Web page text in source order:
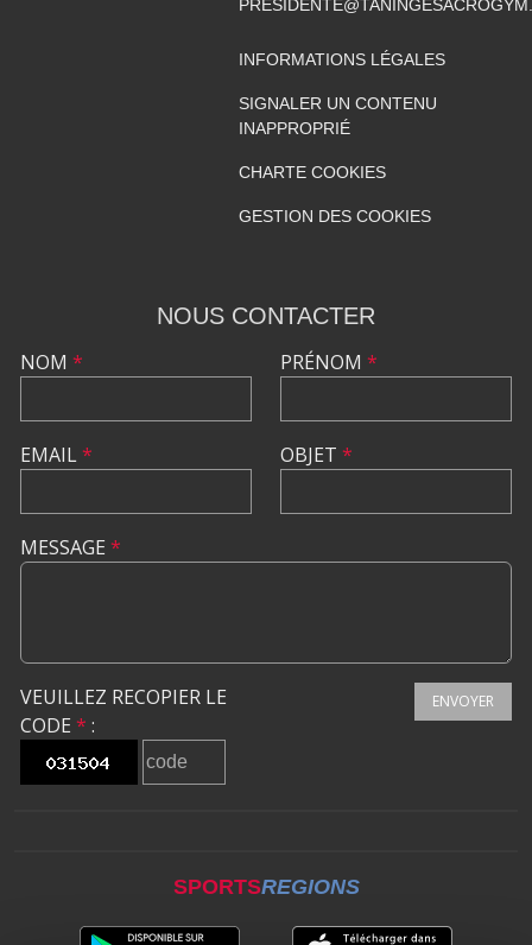
INFORMATIONS LÉGALES
SIGNALER UN CONTENU
INAPPROPRIÉ
CHARTE COOKIES
GESTION DES COOKIES
NOUS CONTACTER
NOM *
EMAIL*
PRÉNOM *
OBJET *
MESSAGE *
VEUILLEZ RECOPIER LE
CODE * :
ENVOYER
SPORTSREGIONS